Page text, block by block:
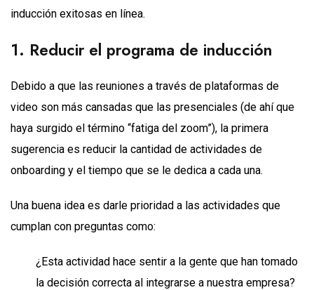
inducción exitosas en línea.
1. Reducir el programa de inducción
Debido a que las reuniones a través de plataformas de
video son más cansadas que las presenciales (de ahí que
haya surgido el término “fatiga del zoom”), la primera
sugerencia es reducir la cantidad de actividades de
onboarding y el tiempo que se le dedica a cada una.
Una buena idea es darle prioridad a las actividades que
cumplan con preguntas como:
¿Esta actividad hace sentir a la gente que han tomado
la decisión correcta al integrarse a nuestra empresa?